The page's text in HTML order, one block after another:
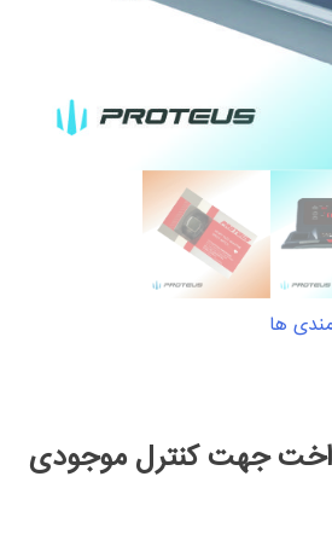
ها
جهت کنترل موجودی